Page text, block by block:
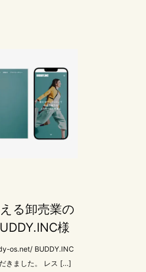
る卸売業の
様
os.net/ BUDDY.INC
きました。 レス [...]